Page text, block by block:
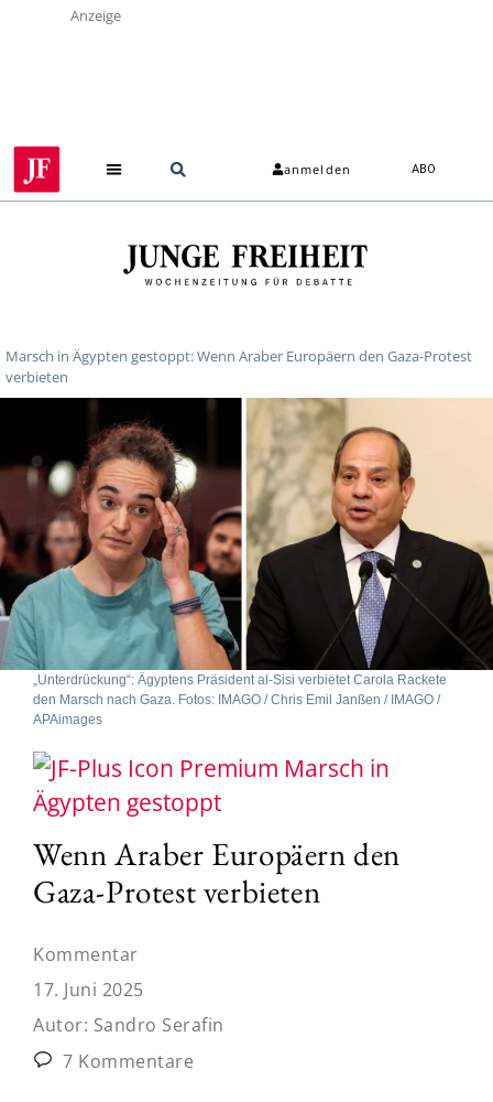
Anzeige
anmelden ABO
Marsch in Ägypten gestoppt: Wenn Araber Europäern den Gaza-Protest
verbieten
„Unterdrückung“: Ägyptens Präsident al-Sisi verbietet Carola Rackete
den Marsch nach Gaza. Fotos: IMAGO / Chris Emil Janßen / IMAGO /
APAimages
Marsch in
Ägypten gestoppt
Wenn Araber Europäern den
Gaza-Protest verbieten
Kommentar
17. Juni 2025
Autor: Sandro Serafin
7 Kommentare